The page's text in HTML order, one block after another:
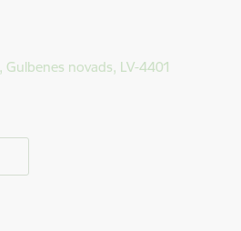
novads, LV-4401